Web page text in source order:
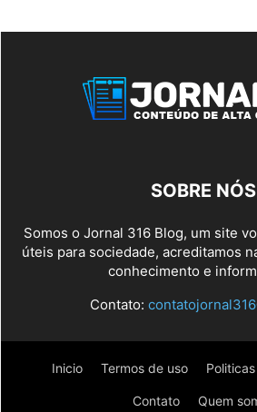
SOBRE NÓS
Somos o Jornal 316 Blog, um site
úteis para sociedade, acreditamos
conhecimento e
Contato:
Inicio Termos de uso
Contato Quem